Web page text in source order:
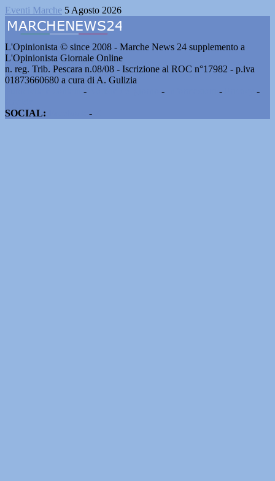
Eventi Marche 5 Agosto 2026
L'Opinionista © since 2008 - Marche News 24 supplemento a
L'Opinionista Giornale Online
n. reg. Trib. Pescara n.08/08 - Iscrizione al ROC n°17982 - p.iva
01873660680 a cura di A. Gulizia
- - -
-
SOCIAL:
-